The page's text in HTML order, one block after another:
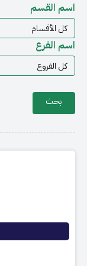
اسم القسم
اسم الفرع